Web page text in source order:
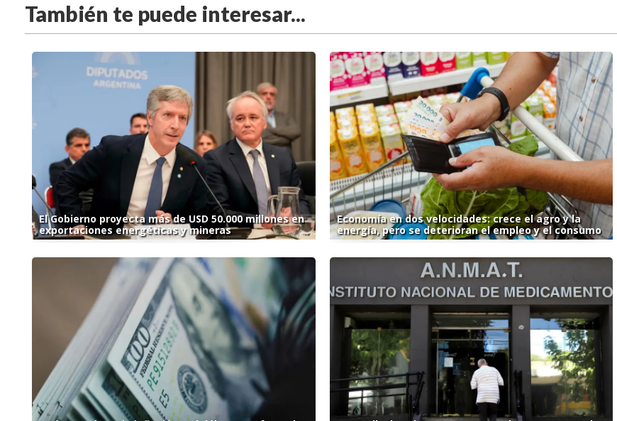
También te puede interesar...
El Gobierno proyecta más de USD 50.000 millones en
exportaciones energéticas y mineras
Economía en dos velocidades: crece el agro y la
energía, pero se deterioran el empleo y el consumo